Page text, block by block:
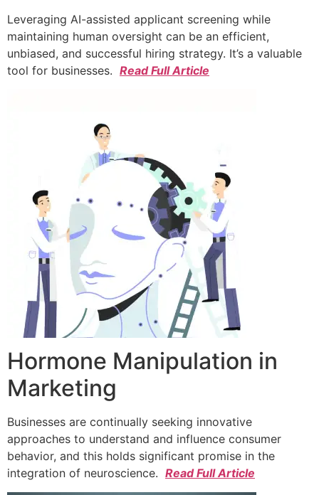
Leveraging AI-assisted applicant screening while
maintaining human oversight can be an efficient,
unbiased, and successful hiring strategy. It’s a valuable
tool for businesses. Read Full Article
Hormone Manipulation in
Marketing
Businesses are continually seeking innovative
approaches to understand and influence consumer
behavior, and this holds significant promise in the
integration of neuroscience. Read Full Article